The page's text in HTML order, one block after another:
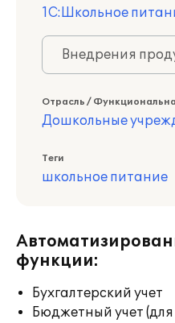
1С:Школьное
Внедрения
Отрасль /
Дошкольные
Теги
школьное питание
функции:
Бухгалтерский учет
Бюджетный учет